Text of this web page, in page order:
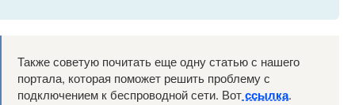
Также советую почитать еще одну статью с нашего
портала, которая поможет решить проблему с
подключением к беспроводной сети. Вотссылка.